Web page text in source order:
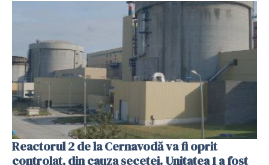
Reactorul 2 de la Cernavodă va fi oprit
controlat, din cauza secetei. Unitatea 1 a fost